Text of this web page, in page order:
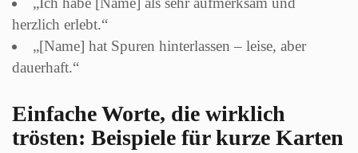
herzlich erlebt.“
„[Name] hat Spuren hinterlassen – leise, aber
dauerhaft.“
Einfache Worte, die wirklich
trösten: Beispiele für kurze Karten